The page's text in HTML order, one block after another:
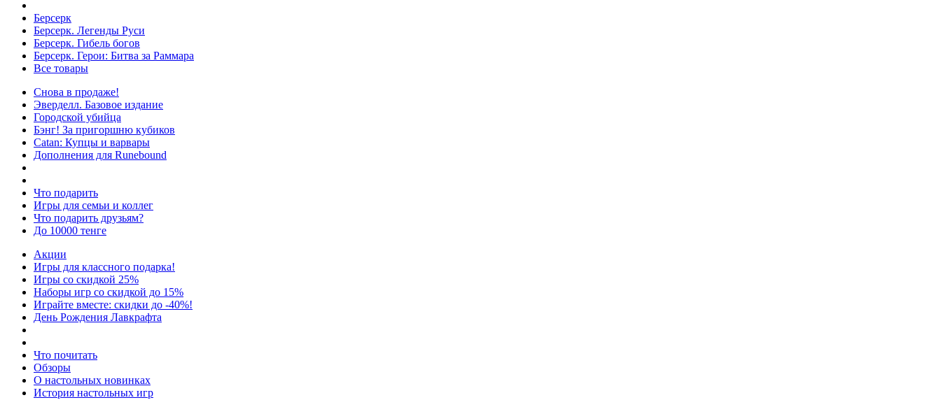
Берсерк
Берсерк. Легенды Руси
Берсерк. Гибель богов
Берсерк. Герои: Битва за Раммара
Все товары
Снова в продаже!
Эверделл. Базовое издание
Городской убийца
Бэнг! За пригоршню кубиков
Catan: Купцы и варвары
Дополнения для Runebound
Что подарить
Игры для семьи и коллег
Что подарить друзьям?
До 10000 тенге
Акции
Игры для классного подарка!
Игры со скидкой 25%
Наборы игр со скидкой до 15%
Играйте вместе: скидки до -40%!
День Рождения Лавкрафта
Что почитать
Обзоры
О настольных новинках
История настольных игр